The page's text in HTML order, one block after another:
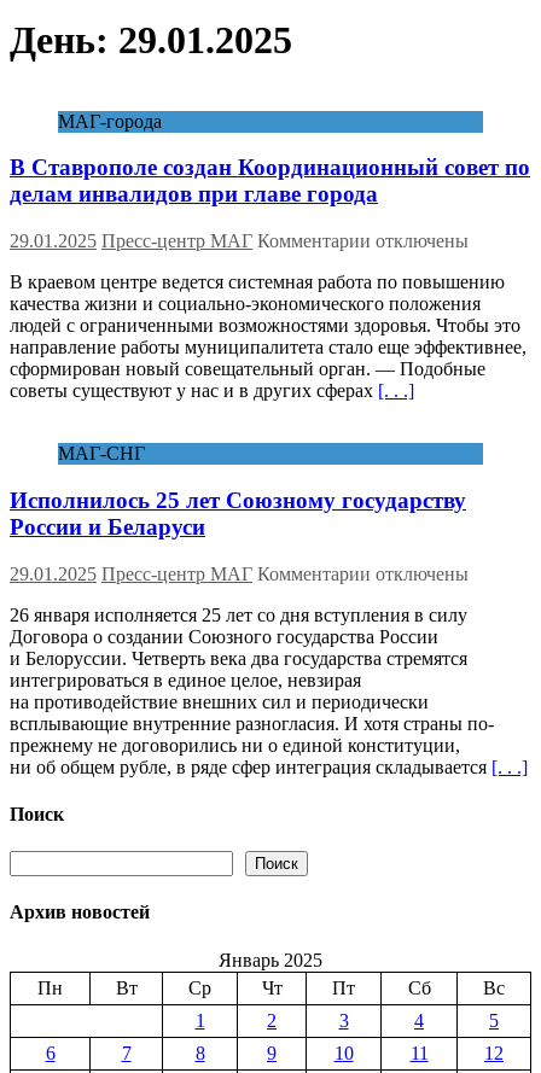
День: 29.01.2025
МАГ-города
В Ставрополе создан Координационный совет по
делам инвалидов при главе города
29.01.2025 Пресс-центр МАГ Комментарии к
В
Ставрополе
создан
Координационный
совет
по
города
отключены
В краевом центре ведется системная работа по повышению
качества жизни и социально-экономического положения
людей с ограниченными возможностями здоровья. Чтобы это
направление работы муниципалитета стало еще эффективнее,
сформирован новый совещательный орган. — Подобные
советы существуют у нас и в других сферах [. . .]
МАГ-СНГ
Исполнилось 25 лет Союзному государству
России и Беларуси
29.01.2025 Пресс-центр МАГ Комментарии к
Исполнилось
25
лет
государству
России
и
Беларуси
отключены
26 января исполняется 25 лет со дня вступления в силу
Договора о создании Союзного государства России
и Белоруссии. Четверть века два государства стремятся
интегрироваться в единое целое, невзирая
на противодействие внешних сил и периодически
всплывающие внутренние разногласия. И хотя страны по-
прежнему не договорились ни о единой конституции,
ни об общем рубле, в ряде сфер интеграция складывается [. . .]
Поиск
Поиск
Архив новостей
Январь 2025
Пн
Вт Ср Чт Пт Сб
Вс
1
2 3 4
5
6
7 8 9 10 11
12